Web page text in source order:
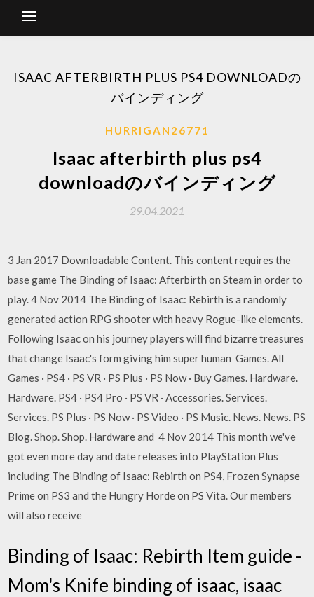
ISAAC AFTERBIRTH PLUS PS4 DOWNLOADの
バインディング
HURRIGAN26771
Isaac afterbirth plus ps4
downloadのバインディング
29.04.2021
3 Jan 2017 Downloadable Content. This content requires the
base game The Binding of Isaac: Afterbirth on Steam in order to
play. 4 Nov 2014 The Binding of Isaac: Rebirth is a randomly
generated action RPG shooter with heavy Rogue-like elements.
Following Isaac on his journey players will find bizarre treasures
that change Isaac's form giving him super human Games. All
Games · PS4 · PS VR · PS Plus · PS Now · Buy Games. Hardware.
Hardware. PS4 · PS4 Pro · PS VR · Accessories. Services.
Services. PS Plus · PS Now · PS Video · PS Music. News. News. PS
Blog. Shop. Shop. Hardware and 4 Nov 2014 This month we've
got even more day and date releases into PlayStation Plus
including The Binding of Isaac: Rebirth on PS4, Frozen Synapse
Prime on PS3 and the Hungry Horde on PS Vita. Our members
will also receive
Binding of Isaac: Rebirth Item guide -
Mom's Knife binding of isaac, isaac